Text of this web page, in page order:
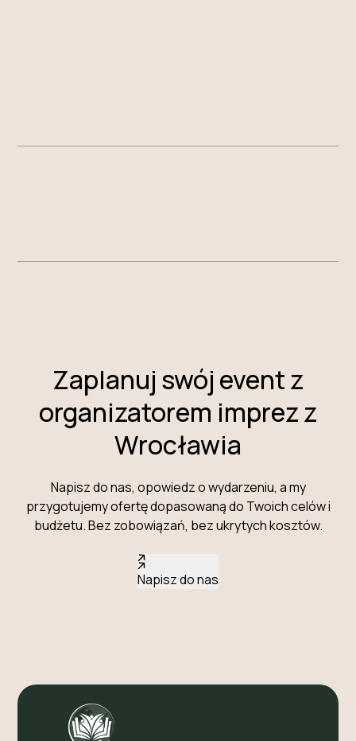
Zaplanuj swój event z
organizatorem imprez z
Wrocławia
Napisz do nas, opowiedz o wydarzeniu, a my
przygotujemy ofertę dopasowaną do Twoich celów i
budżetu. Bez zobowiązań, bez ukrytych kosztów.
Napisz do nas